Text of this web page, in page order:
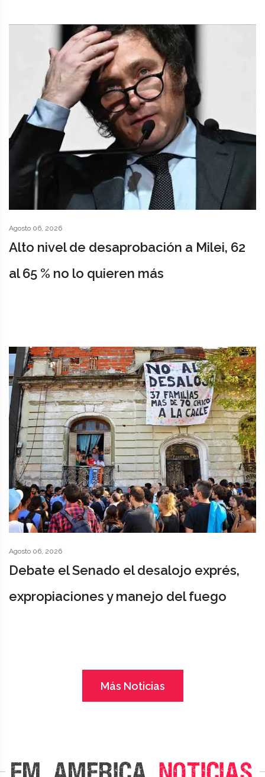
Agosto 06, 2026
Alto nivel de desaprobación a Milei, 62
al 65 % no lo quieren más
Agosto 06, 2026
Debate el Senado el desalojo exprés,
expropiaciones y manejo del fuego
Más Noticias